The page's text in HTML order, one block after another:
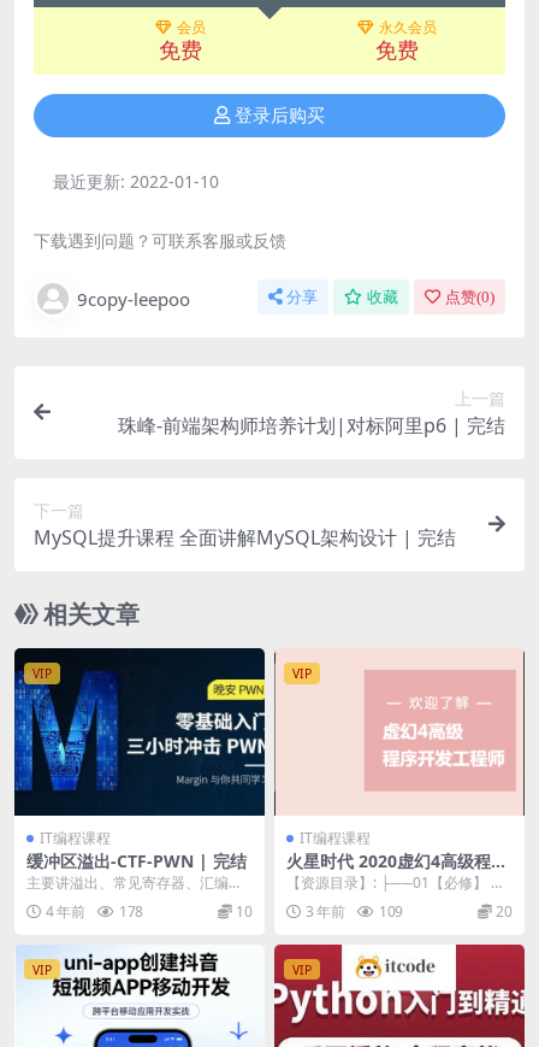
会员
免费
永久会员
免费
登录后购买
最近更新: 2022-01-10
下载遇到问题？可联系客服或反馈
9copy-leepoo 分享 收藏 点赞(0)
上一篇
珠峰-前端架构师培养计划|对标阿里p6 | 完结
下一篇
MySQL提升课程 全面讲解MySQL架构设计 | 完结
相关文章
VIP
IT编程课程
缓冲区溢出-CTF-PWN | 完结
主要讲溢出、常见寄存器、汇编知
识、函数调用过程、栈帧、Linux程
序保护、突破、...
4 年前 178 10
VIP
IT编程课程
火星时代 2020虚幻4高级程序
开发工程师
【资源目录】: ├──01【必修】 含
目录截图 作业要求 已排序 含资料
（保全）...
3 年前 109 20
VIP VIP